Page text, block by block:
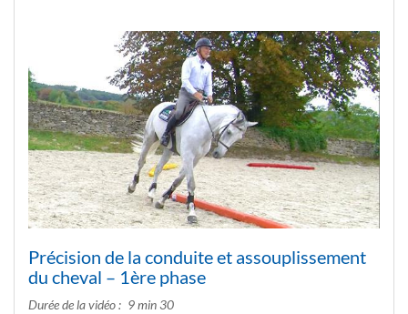
Précision de la conduite et assouplissement
du cheval – 1ère phase
Durée de la vidéo
9 min 30